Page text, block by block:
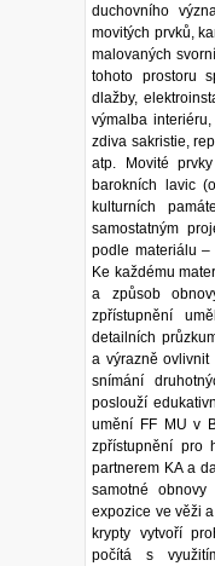
duchovního
movitých prvků,
malovaných
tohoto prostoru
dlažby,
výmalba
zdiva sakristie,
atp. Movité
barokních lavic
kulturních
samostatným
podle materiálu –
Ke každému
a způsob
zpřístupnění
detailních
a výrazně ovlivnit
snímání
poslouží
umění FF MU v
zpřístupnění pro
partnerem KA a
samotné obnovy
expozice ve věži
krypty vytvoří
počítá s